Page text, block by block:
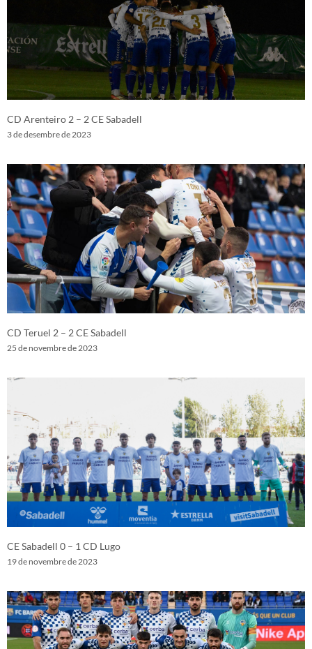
CD Arenteiro 2 – 2 CE Sabadell
3 de desembre de 2023
CD Teruel 2 – 2 CE Sabadell
25 de novembre de 2023
CE Sabadell 0 – 1 CD Lugo
19 de novembre de 2023